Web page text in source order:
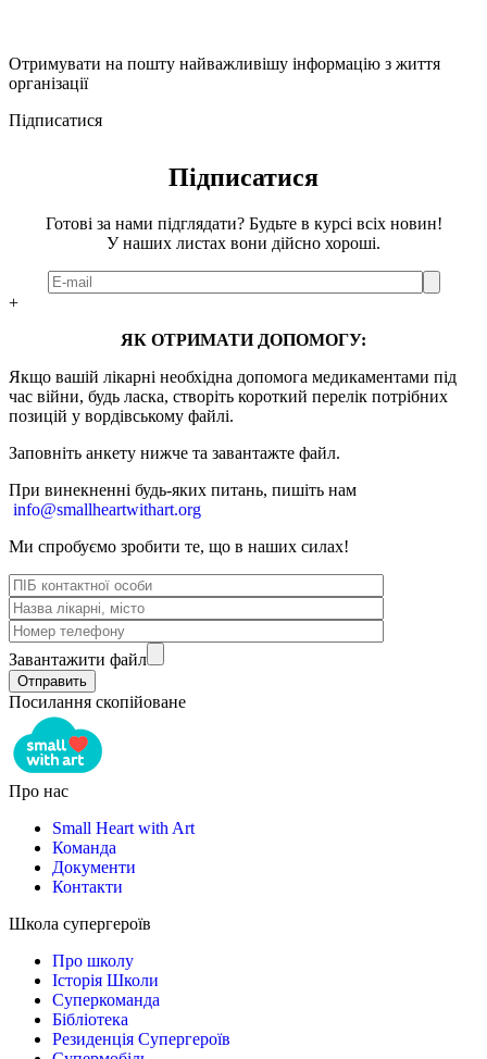
Отримувати на пошту найважливішу інформацію з життя
організації
Підписатися
Підписатися
Готові за нами підглядати? Будьте в курсі всіх новин!
У наших листах вони дійсно хороші.
+
ЯК ОТРИМАТИ ДОПОМОГУ:
Якщо вашій лікарні необхідна допомога медикаментами під
час війни, будь ласка, створіть короткий перелік потрібних
позицій у вордівському файлі.
Заповніть анкету нижче та завантажте файл.
При винекненні будь-яких питань, пишіть нам
info@smallheartwithart.org
Ми спробуємо зробити те, що в наших силах!
Завантажити файл
Посилання скопійоване
Про нас
Small Heart with Art
Команда
Документи
Контакти
Школа супергероїв
Про школу
Історія Школи
Суперкоманда
Бібліотека
Резиденція Супергероїв